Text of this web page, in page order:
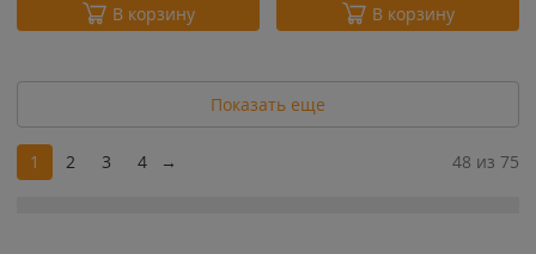
В корзину В корзину
Показать еще
1 2 3 4 → 48 из 75